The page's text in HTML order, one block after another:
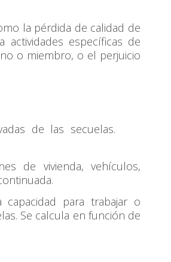
la pérdida de calidad de
específicas de
o miembro, o el perjuicio
de las secuelas.
de vivienda, vehículos,
para trabajar o
Se calcula en función de